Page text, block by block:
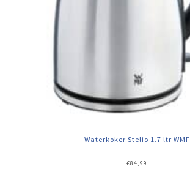
Waterkoker Stelio 1.7 ltr WMF
€84,99